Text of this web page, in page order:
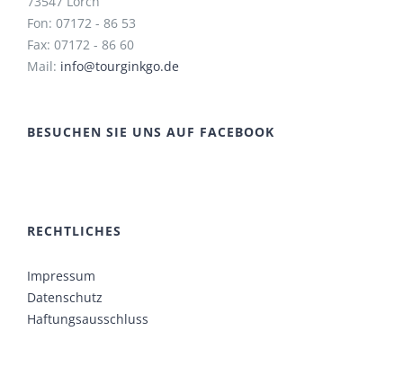
Fon: 07172 - 86 53
Fax: 07172 - 86 60
Mail: info@tourginkgo.de
BESUCHEN SIE UNS AUF FACEBOOK
RECHTLICHES
Impressum
Datenschutz
Haftungsausschluss